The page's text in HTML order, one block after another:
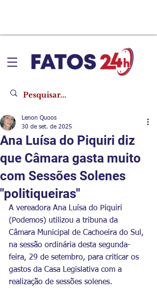
Ana Luísa do Piquiri diz
que Câmara gasta muito
com Sessões Solenes
"politiqueiras"
Lenon Quoos
30 de set. de 2025
A vereadora Ana Luísa do Piquiri
(Podemos) utilizou a tribuna da
Câmara Municipal de Cachoeira do Sul,
na sessão ordinária desta segunda-
feira, 29 de setembro, para criticar os
gastos da Casa Legislativa com a
realização de sessões solenes.